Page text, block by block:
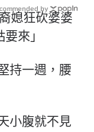
媳狂砍婆婆
來」
持一週，腰
小腹就不見
by